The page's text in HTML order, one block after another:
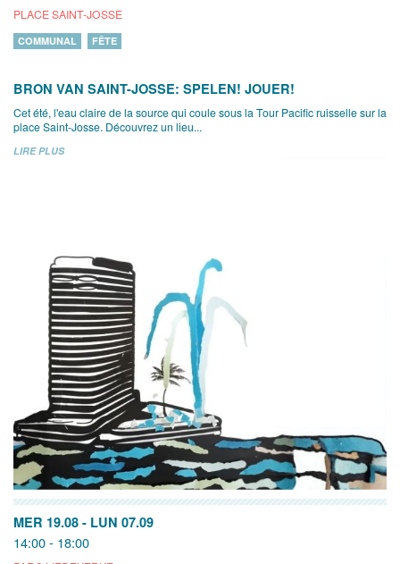
PLACE SAINT-JOSSE
COMMUNAL FÊTE
BRON VAN SAINT-JOSSE: SPELEN! JOUER!
Cet été, l'eau claire de la source qui coule sous la Tour Pacific ruisselle sur la
place Saint-Josse. Découvrez un lieu...
LIRE PLUS
MER 19.08 - LUN 07.09
14:00 - 18:00